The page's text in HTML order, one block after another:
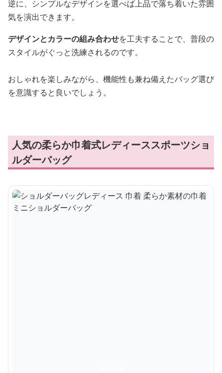
逆に、シンプルなデザインを選べば上品で落ち着いた雰囲
気を演出できます。
デザインとカラーの組み合わせを工夫することで、普段の
スタイルがぐっと洗練されるのです。
おしゃれを楽しみながら、機能性も兼ね備えたバッグ選び
を意識すると良いでしょう。
人気の柔らか巾着式レディーススポーツショ
ルダーバッグ